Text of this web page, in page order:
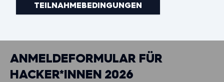
TEILNAHMEBEDINGUNGEN
ANMELDEFORMULAR FÜR
HACKER*INNEN 2026